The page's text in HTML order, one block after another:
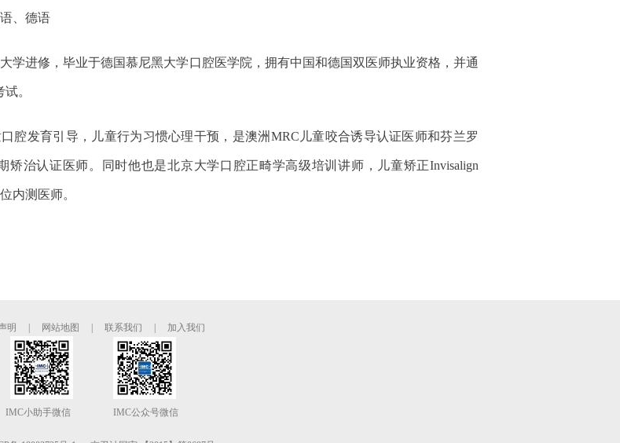
、德语
学进修，毕业于德国慕尼黑大学口腔医学院，拥有中国和德国双医师执业资格，并通
。
腔发育引导，儿童行为习惯心理干预，是澳洲MRC儿童咬合诱导认证医师和芬兰罗
矫治认证医师。同时他也是北京大学口腔正畸学高级培训讲师，儿童矫正Invisalign
内测医师。
明 网站地图 联系我们 加入我们
IMC小助手微信 IMC公众号微信